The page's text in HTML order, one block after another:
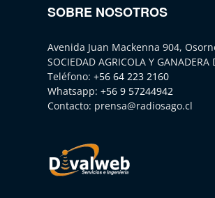
SOBRE NOSOTROS
Avenida Juan Mackenna 904,
SOCIEDAD AGRICOLA Y GANADERA
Teléfono: +56 64 223 2160
Whatsapp: +56 9 57244942
Contacto: prensa@radiosago.cl